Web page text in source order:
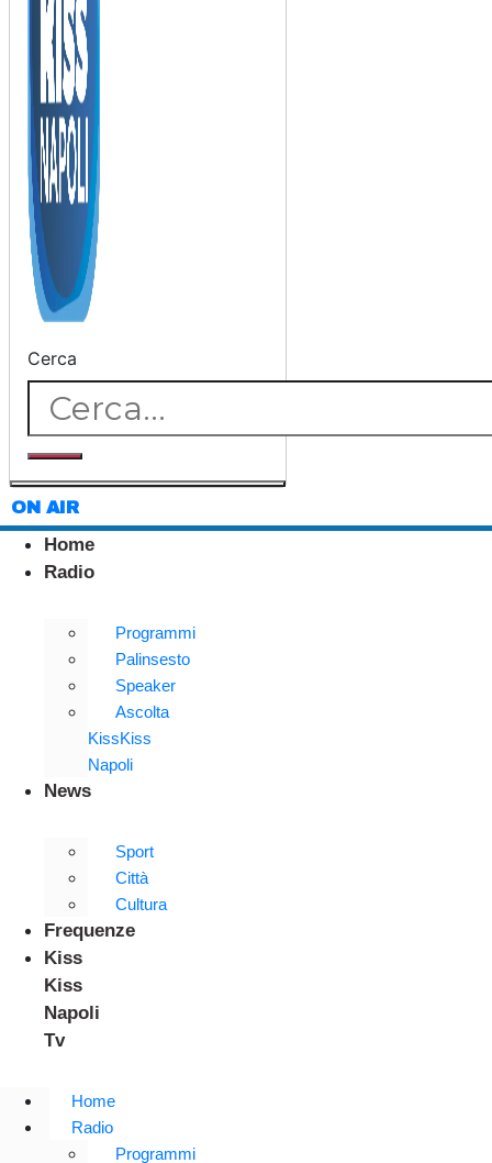
Cerca
ON AIR
Home
Radio
Programmi
Palinsesto
Speaker
Ascolta
KissKiss
Napoli
News
Sport
Città
Cultura
Frequenze
Kiss
Kiss
Napoli
Tv
Home
Radio
Programmi